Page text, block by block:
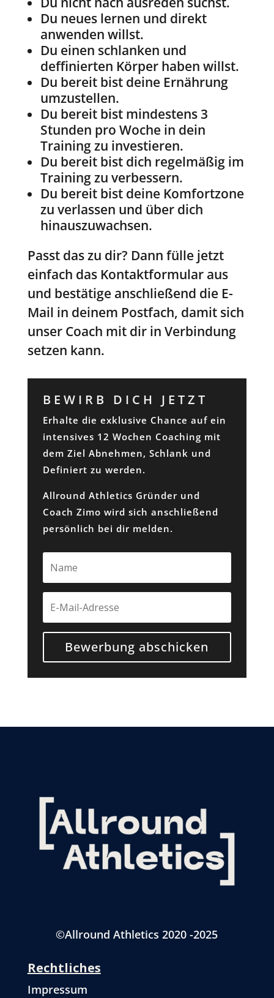
Du neues lernen und direkt
anwenden willst.
Du einen schlanken und
deffinierten Körper haben willst.
Du bereit bist deine Ernährung
umzustellen.
Du bereit bist mindestens 3
Stunden pro Woche in dein
Training zu investieren.
Du bereit bist dich regelmäßig im
Training zu verbessern.
Du bereit bist deine Komfortzone
zu verlassen und über dich
hinauszuwachsen.
Passt das zu dir? Dann fülle jetzt
einfach das Kontaktformular aus
und bestätige anschließend die E-
Mail in deinem Postfach, damit sich
unser Coach mit dir in Verbindung
setzen kann.
BEWIRB DICH JETZT
Erhalte die exklusive Chance auf ein
intensives 12 Wochen Coaching mit
dem Ziel Abnehmen, Schlank und
Definiert zu werden.
Allround Athletics Gründer und
Coach Zimo wird sich anschließend
persönlich bei dir melden.
Bewerbung abschicken
©Allround Athletics 2020 -2025
Rechtliches
Impressum